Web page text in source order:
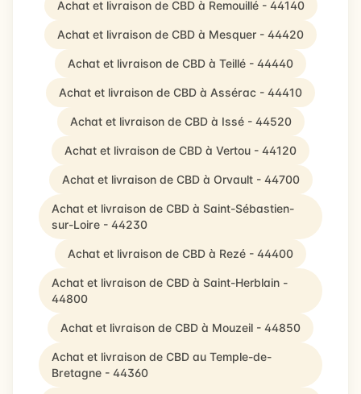
Achat et livraison de CBD à Remouillé - 44140
Achat et livraison de CBD à Mesquer - 44420
Achat et livraison de CBD à Teillé - 44440
Achat et livraison de CBD à Assérac - 44410
Achat et livraison de CBD à Issé - 44520
Achat et livraison de CBD à Vertou - 44120
Achat et livraison de CBD à Orvault - 44700
Achat et livraison de CBD à Saint-Sébastien-
sur-Loire - 44230
Achat et livraison de CBD à Rezé - 44400
Achat et livraison de CBD à Saint-Herblain -
44800
Achat et livraison de CBD à Mouzeil - 44850
Achat et livraison de CBD au Temple-de-
Bretagne - 44360